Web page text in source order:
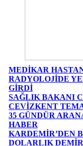
MEDİKAR
RADYOLOJİDE
GİRDİ
SAĞLIK BAKANI
CEVİZKENT
35 GÜNDÜR
HABER
KARDEMİR’DEN
DOLARLIK